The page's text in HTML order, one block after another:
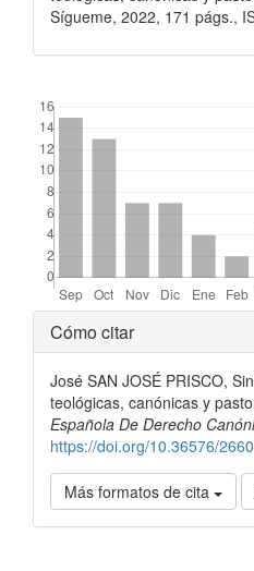
Sígueme, 2022, 171 págs.,
Detalles
del
artículo
Cómo citar
José SAN JOSÉ PRISCO,
teológicas, canónicas y
Española De Derecho
https://doi.org/10.36576/
Más formatos de cita